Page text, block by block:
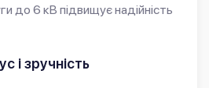
до 6 кВ підвищує надійність
і зручність